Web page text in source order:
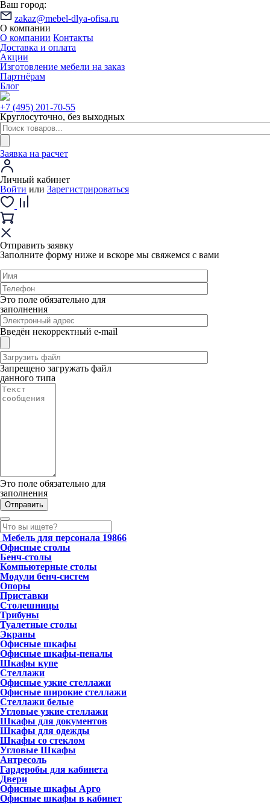
Ваш город:
zakaz@mebel-dlya-ofisa.ru
О компании
О компании Контакты
Доставка и оплата
Акции
Изготовление мебели на заказ
Партнёрам
Блог
+7 (495) 201-70-55
Круглосуточно, без выходных
Заявка на расчет
Личный кабинет
Войти или Зарегистрироваться
Отправить заявку
Заполните форму ниже и вскоре мы свяжемся с вами
Это поле обязательно для
заполнения
Введён некорректный e-mail
Запрещено загружать файл
данного типа
Это поле обязательно для
заполнения
Мебель для персонала 19866
Офисные столы
Бенч-столы
Компьютерные столы
Модули бенч-систем
Опоры
Приставки
Столешницы
Трибуны
Туалетные столы
Экраны
Офисные шкафы
Офисные шкафы-пеналы
Шкафы купе
Стеллажи
Офисные узкие стеллажи
Офисные широкие стеллажи
Стеллажи белые
Угловые узкие стеллажи
Шкафы для документов
Шкафы для одежды
Шкафы со стеклом
Угловые Шкафы
Антресоль
Гардеробы для кабинета
Двери
Офисные шкафы Арго
Офисные шкафы в кабинет